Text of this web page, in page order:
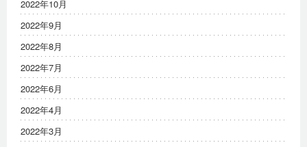
2022年10月
2022年9月
2022年8月
2022年7月
2022年6月
2022年4月
2022年3月